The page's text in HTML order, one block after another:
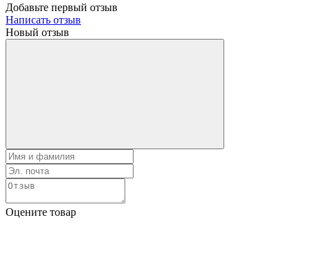
Добавьте первый отзыв
Написать отзыв
Новый отзыв
Оцените товар